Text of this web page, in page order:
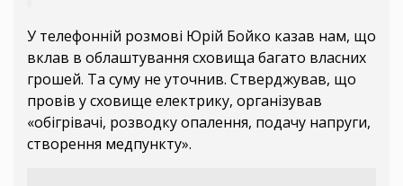
У телефонній розмові Юрій Бойко казав нам, що
вклав в облаштування сховища багато власних
грошей. Та суму не уточнив. Стверджував, що
провів у сховище електрику, організував
«обігрівачі, розводку опалення, подачу напруги,
створення медпункту».